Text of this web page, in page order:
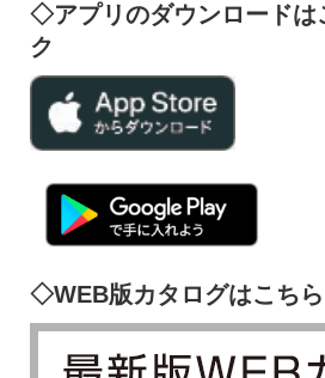
◇アプリのダウンロードは
ク
◇WEB版カタログはこち